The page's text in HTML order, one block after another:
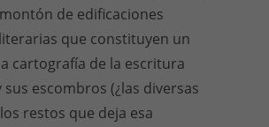
de edificaciones
que constituyen un
cartografía de la escritura
sus escombros (¿las diversas
restos que deja esa